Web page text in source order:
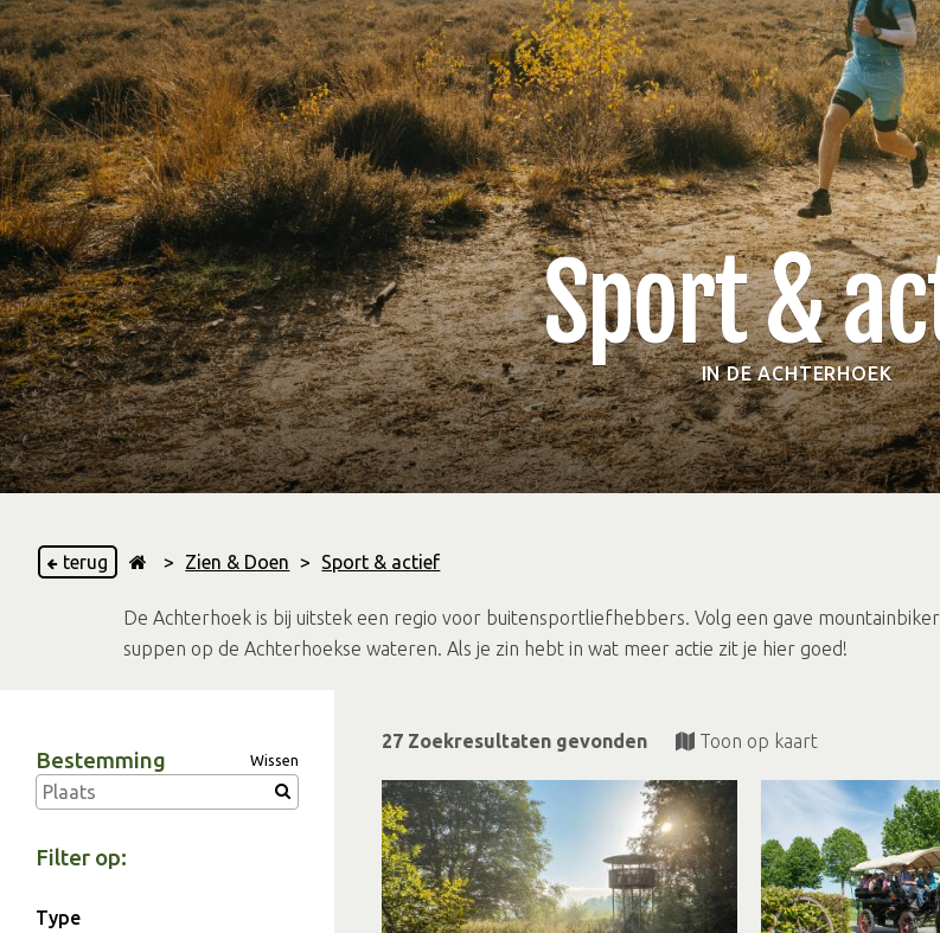
Sport &
IN DE ACHTERHOEK
terug > Zien & Doen > Sport & actief
De Achterhoek is bij uitstek een regio voor buitensportliefhebbers. Volg een gave
suppen op de Achterhoekse wateren. Als je zin hebt in wat meer actie zit je hier goed!
Bestemming Wissen
Filter op:
Type
27 Zoekresultaten gevonden Toon op kaart